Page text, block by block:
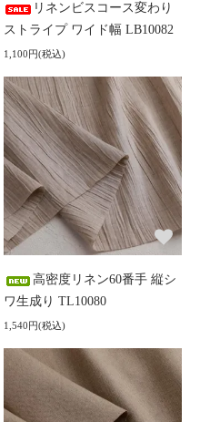
リネンビスコース変わり
ストライプ ワイド幅 LB10082
1,100円(税込)
高密度リネン60番手 縦シ
ワ生成り TL10080
1,540円(税込)